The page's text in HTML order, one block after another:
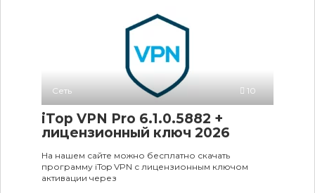
Сеть 10
iTop VPN Pro 6.1.0.5882 +
лицензионный ключ 2026
На нашем сайте можно бесплатно скачать
программу iTop VPN с лицензионным ключом
активации через